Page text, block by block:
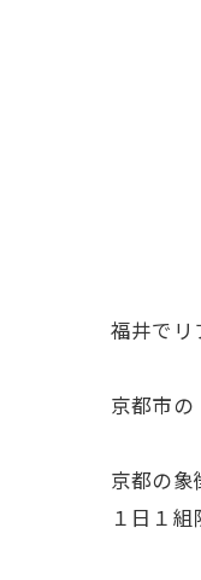
福井でリ
京都市の
京都の
１日１